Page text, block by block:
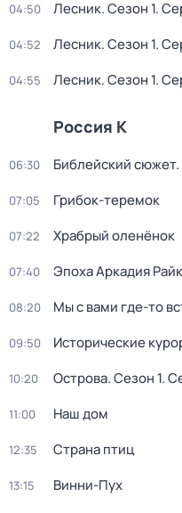
04:50 Лесник. Сезон 1.
04:52 Лесник. Сезон 1.
04:55 Лесник. Сезон 1.
Россия К
06:30 Библейский сюжет
07:05 Грибок-теремок
07:22 Храбрый оленёнок
07:40 Эпоха Аркадия
08:20 Мы с вами где-то
09:50 Исторические
10:20 Острова. Сезон 1.
11:00 Наш дом
12:35 Страна птиц
13:15 Винни-Пух